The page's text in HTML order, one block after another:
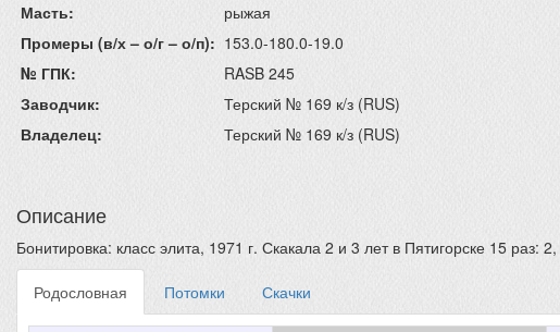
Масть:
рыжая
Промеры (в/х – о/г – о/п): 153.0-180.0-19.0
№ ГПК:
RASB 245
Заводчик:
Терский № 169 к/з (RUS)
Владелец:
Терский № 169 к/з (RUS)
Описание
Бонитировка: класс элита, 1971 г. Скакала 2 и 3 лет в Пятигорске 15
Родословная Потомки Скачки